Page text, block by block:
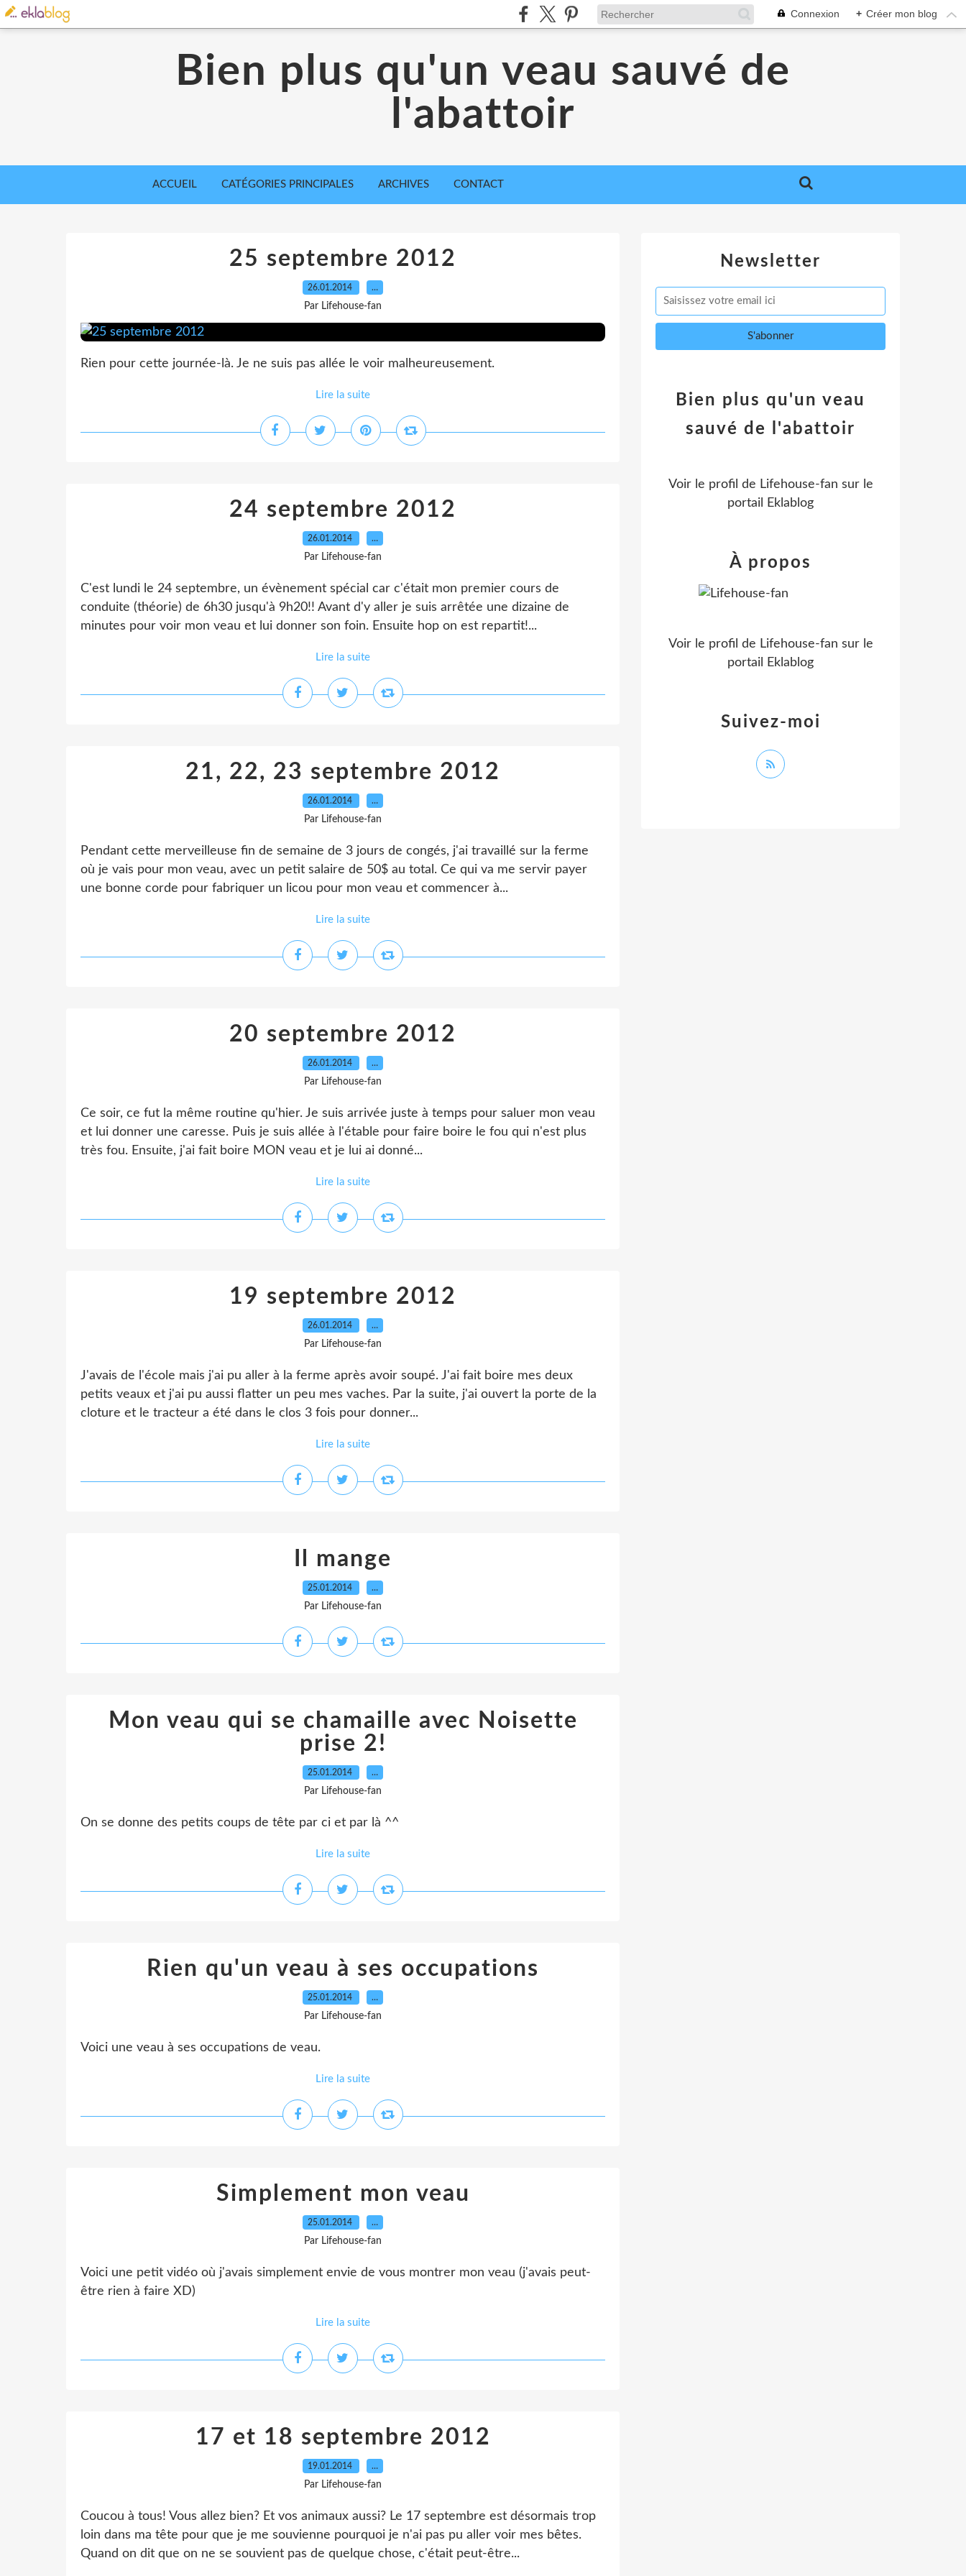
Connexion + Créer mon blog
Bien plus qu'un veau sauvé de
l'abattoir
ACCUEIL CATÉGORIES PRINCIPALES ARCHIVES CONTACT
25 septembre 2012
26.01.2014 …
Par Lifehouse-fan
Rien pour cette journée-là. Je ne suis pas allée le voir malheureusement.
Lire la suite
24 septembre 2012
26.01.2014 …
Par Lifehouse-fan
C'est lundi le 24 septembre, un évènement spécial car c'était mon premier cours de
conduite (théorie) de 6h30 jusqu'à 9h20!! Avant d'y aller je suis arrêtée une dizaine de
minutes pour voir mon veau et lui donner son foin. Ensuite hop on est repartit!...
Lire la suite
21, 22, 23 septembre 2012
26.01.2014 …
Par Lifehouse-fan
Pendant cette merveilleuse fin de semaine de 3 jours de congés, j'ai travaillé sur la ferme
où je vais pour mon veau, avec un petit salaire de 50$ au total. Ce qui va me servir payer
une bonne corde pour fabriquer un licou pour mon veau et commencer à...
Lire la suite
20 septembre 2012
26.01.2014 …
Par Lifehouse-fan
Ce soir, ce fut la même routine qu'hier. Je suis arrivée juste à temps pour saluer mon veau
et lui donner une caresse. Puis je suis allée à l'étable pour faire boire le fou qui n'est plus
très fou. Ensuite, j'ai fait boire MON veau et je lui ai donné...
Lire la suite
19 septembre 2012
26.01.2014 …
Par Lifehouse-fan
J'avais de l'école mais j'ai pu aller à la ferme après avoir soupé. J'ai fait boire mes deux
petits veaux et j'ai pu aussi flatter un peu mes vaches. Par la suite, j'ai ouvert la porte de la
cloture et le tracteur a été dans le clos 3 fois pour donner...
Lire la suite
Il mange
25.01.2014 …
Par Lifehouse-fan
Mon veau qui se chamaille avec Noisette
prise 2!
25.01.2014 …
Par Lifehouse-fan
On se donne des petits coups de tête par ci et par là ^^
Lire la suite
Rien qu'un veau à ses occupations
25.01.2014 …
Par Lifehouse-fan
Voici une veau à ses occupations de veau.
Lire la suite
Simplement mon veau
25.01.2014 …
Par Lifehouse-fan
Voici une petit vidéo où j'avais simplement envie de vous montrer mon veau (j'avais peut-
être rien à faire XD)
Lire la suite
17 et 18 septembre 2012
19.01.2014 …
Par Lifehouse-fan
Coucou à tous! Vous allez bien? Et vos animaux aussi? Le 17 septembre est désormais trop
loin dans ma tête pour que je me souvienne pourquoi je n'ai pas pu aller voir mes bêtes.
Quand on dit que on ne se souvient pas de quelque chose, c'était peut-être...
Newsletter
Bien plus qu'un veau
sauvé de l'abattoir
Voir le profil de Lifehouse-fan sur le
portail Eklablog
Suivez-moi
À propos
Voir le profil de Lifehouse-fan sur le
portail Eklablog